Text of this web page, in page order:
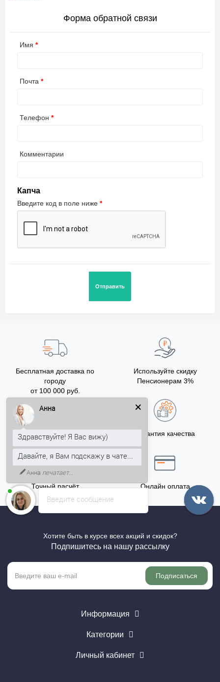
Форма обратной связи
Имя
Почта
Телефон
Комментарии
Капча
Введите код в поле ниже
Бесплатная доставка по
городу
от 100 000 руб.
Используйте скидку
Пенсионерам 3%
Бонусы за покупку
5% на Ваш счет
Гарантия качества
Точный расчёт Онлайн оплата
Хотите быть в курсе всех акций и скидок?
Подпишитесь на нашу рассылку
Подписаться
Информация
Категории
Личный кабинет
Введите сообщение
Анна
Здравствуйте! Я Вас вижу)
Давайте, я Вам подскажу в чате...
Анна печатает...